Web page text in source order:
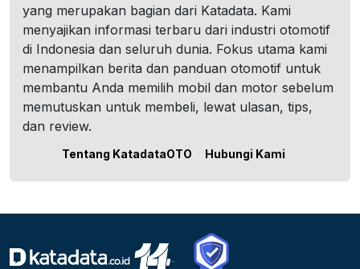
yang merupakan bagian dari Katadata. Kami
menyajikan informasi terbaru dari industri otomotif
di Indonesia dan seluruh dunia. Fokus utama kami
menampilkan berita dan panduan otomotif untuk
membantu Anda memilih mobil dan motor sebelum
memutuskan untuk membeli, lewat ulasan, tips,
dan review.
Tentang KatadataOTO Hubungi Kami